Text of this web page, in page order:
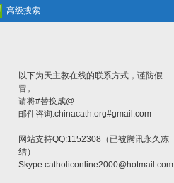
高级搜索
以下为天主教在线的联系方式，谨防假
冒。
请将#替换成@
邮件咨询:chinacath.org#gmail.com
网站支持QQ:1152308（已被腾讯永久冻
结）
Skype:catholiconline2000@hotmail.com